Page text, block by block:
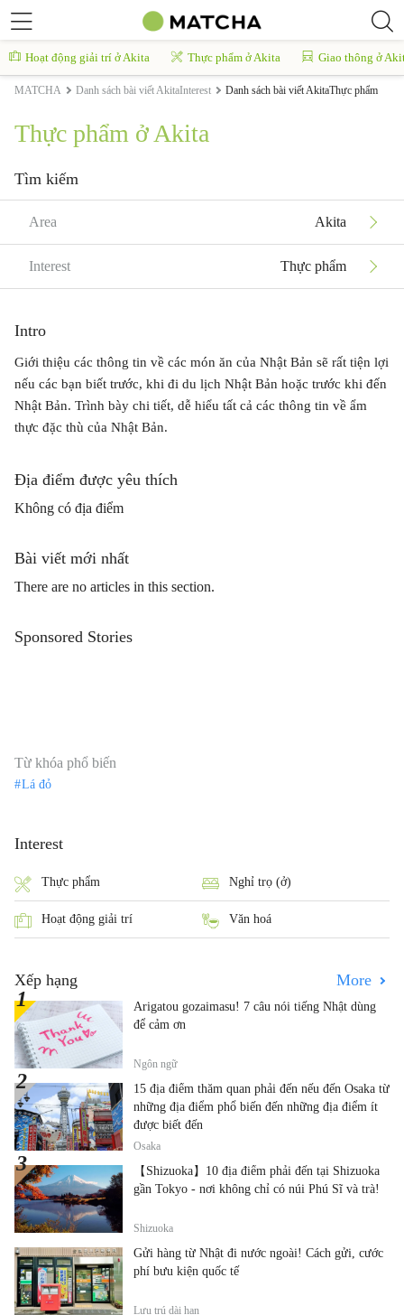
Hoạt động giải trí ở Akita Thực phẩm ở Akita Giao thông ở
MATCHA Danh sách bài viết AkitaInterest Danh sách bài viết AkitaThực phẩm
Thực phẩm ở Akita
Tìm kiếm
Area Akita
Interest Thực phẩm
Intro
Giới thiệu các thông tin về các món ăn của Nhật Bản sẽ rất tiện lợi
nếu các bạn biết trước, khi đi du lịch Nhật Bản hoặc trước khi đến
Nhật Bản. Trình bày chi tiết, dễ hiểu tất cả các thông tin về ẩm
thực đặc thù của Nhật Bản.
Địa điểm được yêu thích
Không có địa điểm
Bài viết mới nhất
There are no articles in this section.
Sponsored Stories
Từ khóa phổ biến
Lá đỏ
Interest
Thực phẩm Nghỉ trọ (ở)
Hoạt động giải trí Văn hoá
Xếp hạng More
Arigatou gozaimasu! 7 câu nói tiếng Nhật dùng
để cảm ơn
Ngôn ngữ
15 địa điểm thăm quan phải đến nếu đến Osaka từ
những địa điểm phổ biến đến những địa điểm ít
được biết đến
Osaka
【Shizuoka】10 địa điểm phải đến tại Shizuoka
gần Tokyo - nơi không chỉ có núi Phú Sĩ và trà!
Shizuoka
Gửi hàng từ Nhật đi nước ngoài! Cách gửi, cước
phí bưu kiện quốc tế
Lưu trú dài hạn